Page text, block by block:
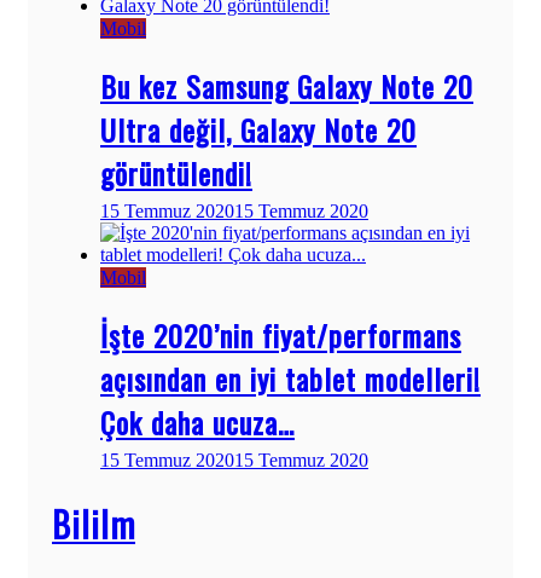
Mobil
Bu kez Samsung Galaxy Note 20
Ultra değil, Galaxy Note 20
görüntülendi!
15 Temmuz 202015 Temmuz 2020
Mobil
İşte 2020’nin fiyat/performans
açısından en iyi tablet modelleri!
Çok daha ucuza…
15 Temmuz 202015 Temmuz 2020
Bililm